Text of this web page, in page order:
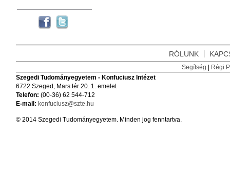
RÓLUNK
Segítség | Régi
Szegedi Tudományegyetem - Konfuciusz Intézet
6722 Szeged, Mars tér 20. 1. emelet
Telefon: (00-36) 62 544-712
E-mail: konfuciusz@szte.hu
© 2014 Szegedi Tudományegyetem. Minden jog fenntartva.